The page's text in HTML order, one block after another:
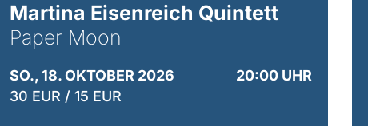
Martina Eisenreich Quintett
Paper Moon
SO., 18. OKTOBER 2026
20:00 UHR
30 EUR / 15 EUR